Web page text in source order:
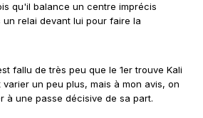
qu'il balance un centre imprécis
relai devant lui pour faire la
fallu de très peu que le 1er trouve Kali
un peu plus, mais à mon avis, on
à une passe décisive de sa part.